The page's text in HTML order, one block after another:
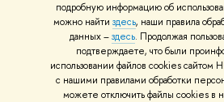
подробную информацию об
можно найти здесь, наши правила
данных –здесь. Продолжая
подтверждаете, что были
использовании файлов cookies
с нашими правилами обработки
можете отключить файлы cookies в
© НИУ ВШЭ 1993–2026 Адреса и
использования материаловПолитика
Карта сайта